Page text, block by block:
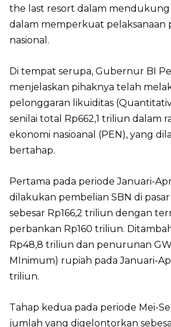
the last resort dalam mendukung
dalam memperkuat pelaksanaan
nasional.
Di tempat serupa, Gubernur BI
menjelaskan pihaknya telah
pelonggaran likuiditas
senilai total Rp662,1 triliun dalam
ekonomi nasioanal (PEN), yang
bertahap.
Pertama pada periode Januari-
dilakukan pembelian SBN di
sebesar Rp166,2 triliun dengan
perbankan Rp160 triliun.
Rp48,8 triliun dan penurunan
MInimum) rupiah pada Januari-
triliun.
Tahap kedua pada periode Mei-
jumlah yang digelontorkan